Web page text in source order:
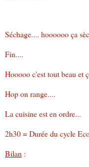
Séchage.... hoooooo ça
Fin....
Hooooo c'est tout beau et
Hop on range....
La cuisine est en ordre...
2h30 = Durée du cycle
Bilan :